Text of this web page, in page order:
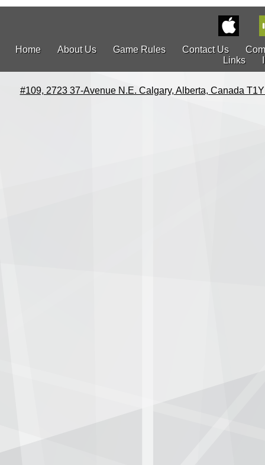
Home About Us Game Rules Contact Us
Links
#109, 2723 37-Avenue N.E. Calgary, Alberta, Canada